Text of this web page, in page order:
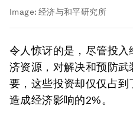
Image: 经济与和平研究所
令人惊讶的是，尽管投
济资源，对解决和预防
要，这些投资却仅仅占
造成经济影响的2%。